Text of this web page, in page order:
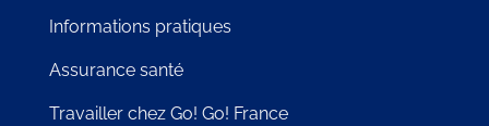
Informations pratiques
Assurance santé
Travailler chez Go! Go! France